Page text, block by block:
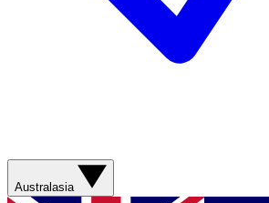
Australasia